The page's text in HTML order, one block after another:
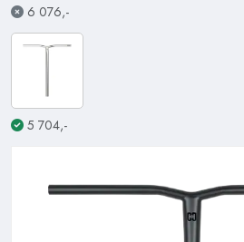
6 076,-
5 704,-